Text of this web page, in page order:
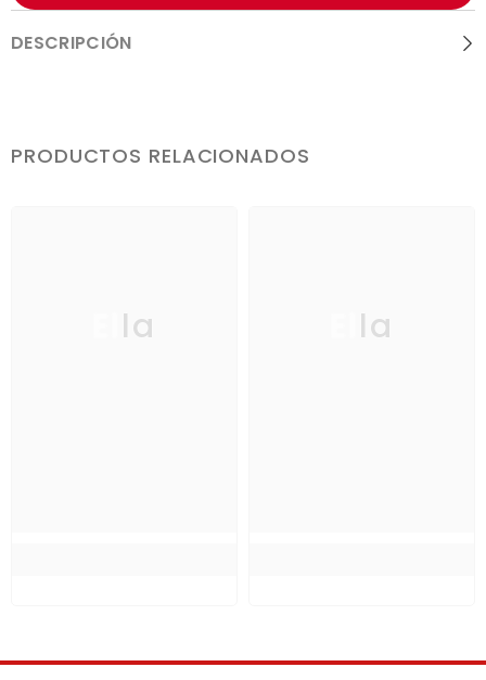
DESCRIPCIÓN
PRODUCTOS RELACIONADOS
Ella Ella